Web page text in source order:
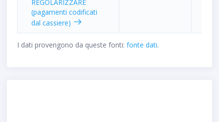
REGOLARIZZARE
(pagamenti codificati
dal cassiere)
I dati provengono da queste fonti: fonte dati.